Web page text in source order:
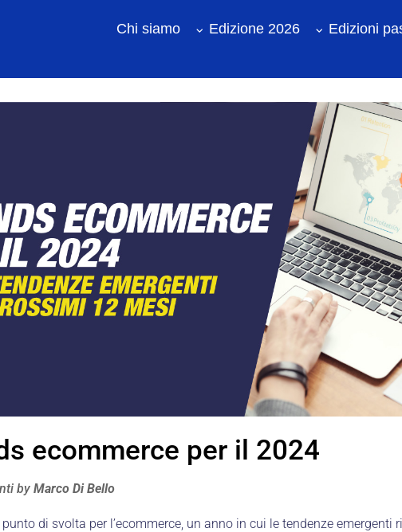
Chi siamo Edizione 2026 Edizioni
ecommerce per il 2024
by Marco Di Bello
di svolta per l’ecommerce, un anno in cui le tendenze emergenti